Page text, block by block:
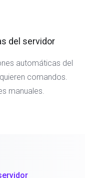
del servidor
automáticas del
comandos.
manuales.